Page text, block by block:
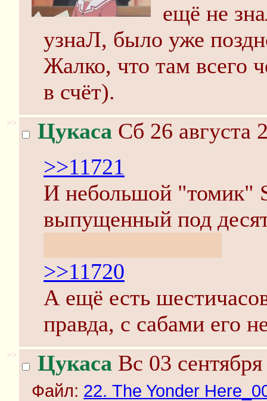
ещё не
узнаЛ, было уже
Жалко, что там всего
в счёт).
>> Цукаса Сб 26 августа
>>11721
И небольшой "томик"
выпущенный под
>>11720
А ещё есть
правда, с сабами его
>> Цукаса Вс 03
Файл: 22. The Yonder